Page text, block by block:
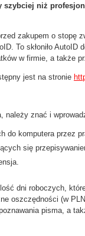
szybciej niż
zakupem o stopę
To skłoniło
w firmie, a także
jest na stronie
należy znać i
do komputera przez
się
dni roboczych,
oszczędności (w
pisma, a